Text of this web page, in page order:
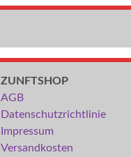
ZUNFTSHOP
AGB
Datenschutzrichtlinie
Impressum
Versandkosten